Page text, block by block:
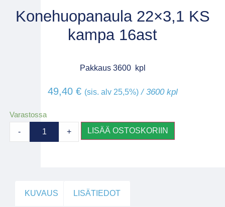
Konehuopanaula 22×3,1 KS
kampa 16ast
Pakkaus 3600 kpl
49,40 € (sis. alv 25,5%)/ 3600 kpl
Varastossa
- + LISÄÄ OSTOSKORIIN
KUVAUS LISÄTIEDOT